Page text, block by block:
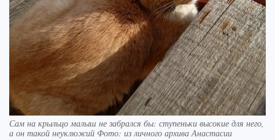
Сам на крыльцо малыш не забрался бы: ступеньки высокие для него,
а он такой неуклюжий Фото: из личного архива Анастасии